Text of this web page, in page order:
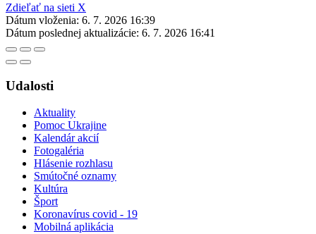
Zdieľať na sieti X
Dátum vloženia: 6. 7. 2026 16:39
Dátum poslednej aktualizácie: 6. 7. 2026 16:41
Udalosti
Aktuality
Pomoc Ukrajine
Kalendár akcií
Fotogaléria
Hlásenie rozhlasu
Smútočné oznamy
Kultúra
Šport
Koronavírus covid - 19
Mobilná aplikácia